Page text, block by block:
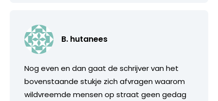
B. hutanees
Nog even en dan gaat de schrijver van het
bovenstaande stukje zich afvragen waarom
wildvreemde mensen op straat geen gedag